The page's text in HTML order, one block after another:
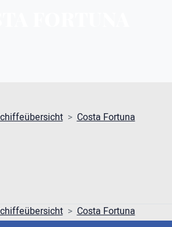
Costa Fortuna
Costa Fortuna